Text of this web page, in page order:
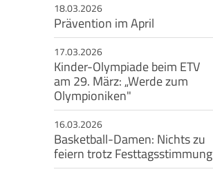
18.03.2026
Prävention im April
17.03.2026
Kinder-Olympiade beim ETV
am 29. März: „Werde zum
Olympioniken"
16.03.2026
Basketball-Damen: Nichts zu
feiern trotz Festtagsstimmung
Geschäftsstelle
Eimsbütteler Turnverband e. V.
Bundesstr. 96
20144 Hamburg
+49 40 4017690
info@etv-hamburg.de